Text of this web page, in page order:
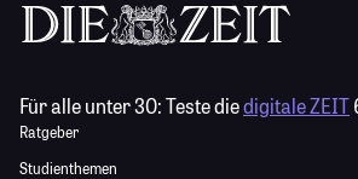
Für alle unter 30:Teste diedigitale ZEIT
Ratgeber
Studienthemen